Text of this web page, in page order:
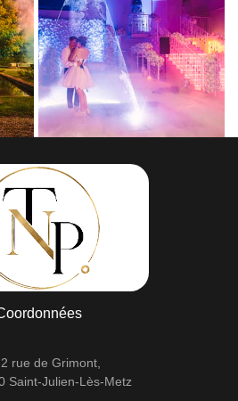
2 rue de Grimont,
Saint-Julien-Lès-Metz